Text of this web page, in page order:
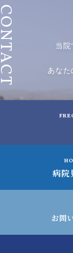
当院
あなた
病院
お問